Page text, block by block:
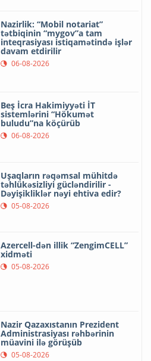
Nazirlik: “Mobil notariat”
tətbiqinin “mygov”a tam
inteqrasiyası istiqamətində işlər
davam etdirilir
06-08-2026
Beş İcra Hakimiyyəti İT
sistemlərini “Hökumət
buludu”na köçürüb
06-08-2026
Uşaqların rəqəmsal mühitdə
təhlükəsizliyi gücləndirilir -
Dəyişikliklər nəyi ehtiva edir?
05-08-2026
Azercell-dən illik “ZengimCELL”
xidməti
05-08-2026
Nazir Qazaxıstanın Prezident
Administrasiyası rəhbərinin
müavini ilə görüşüb
05-08-2026